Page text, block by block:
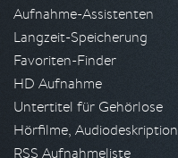
Aufnahme-Assistenten
Langzeit-Speicherung
Favoriten-Finder
HD Aufnahme
Untertitel für Gehörlose
Hörfilme, Audiodeskription
RSS Aufnahmeliste